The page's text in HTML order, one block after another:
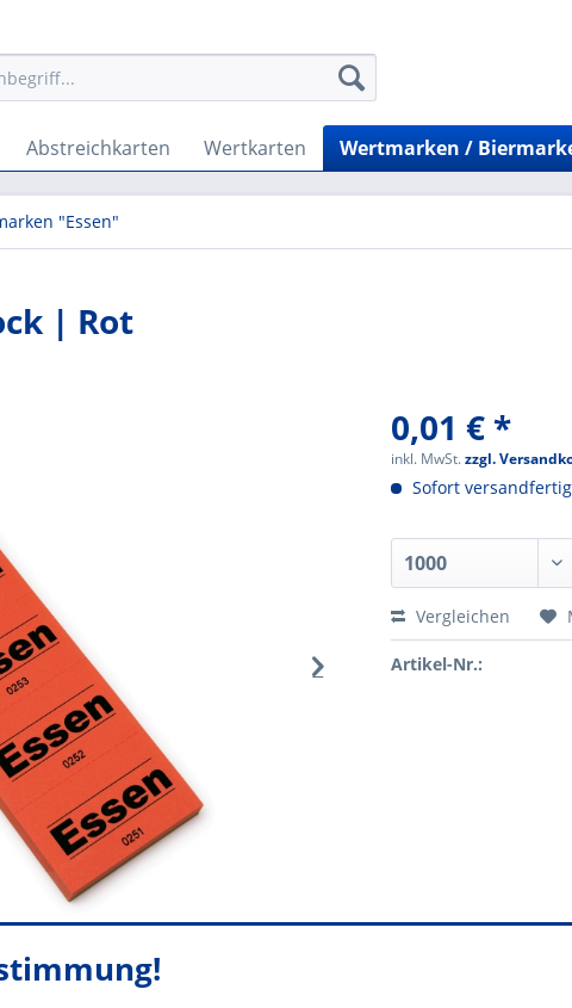
Abstreichkarten Wertkarten Wertmarken /
"Essen"
| Rot
0,01 € *
inkl. MwSt.zzgl.
Sofort versandfertig
Vergleichen
Artikel-Nr.: